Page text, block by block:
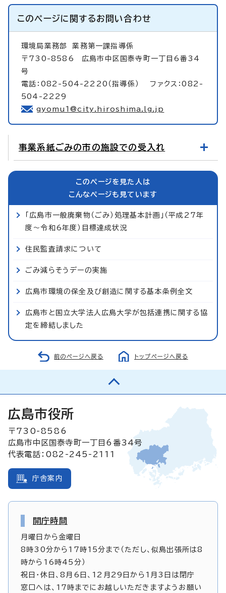
このページに関するお問い合わせ
環境局業務部業務第一課指導係
〒730-8586 広島市中区国泰寺町一丁目6番34
号
電話：082-504-2220（指導係） ファクス：082-
504-2229
gyomu1@city.hiroshima.lg.jp
事業系紙ごみの市の施設での受入れ
このページを見た人は
こんなページも見ています
「広島市一般廃棄物（ごみ）処理基本計画」（平成27年
度～令和6年度）目標達成状況
住民監査請求について
ごみ減らそうデーの実施
広島市環境の保全及び創造に関する基本条例全文
広島市と国立大学法人広島大学が包括連携に関する協
定を締結しました
前のページへ戻る トップページへ戻る
広島市役所
〒730-8586
広島市中区国泰寺町一丁目6番34号
代表電話：082-245-2111
庁舎案内
開庁時間
月曜日から金曜日
8時30分から17時15分まで（ただし、似島出張所は8
時から16時45分）
祝日・休日、8月6日、12月29日から1月3日は閉庁
窓口へは、17時までにお越しいただきますようお願い